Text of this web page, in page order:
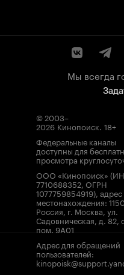
Мы всегда
© 2003–
2026 Кинопоиск. 18+
Федеральные каналы
доступны для
просмотра
ООО «Кинопоиск»
7710688352, ОГРН
1077759854919), адрес
местонахождения:
Россия, г. Москва, ул.
Садовническая, д. 82,
пом. 9А01
Адрес для обращений
пользователей: